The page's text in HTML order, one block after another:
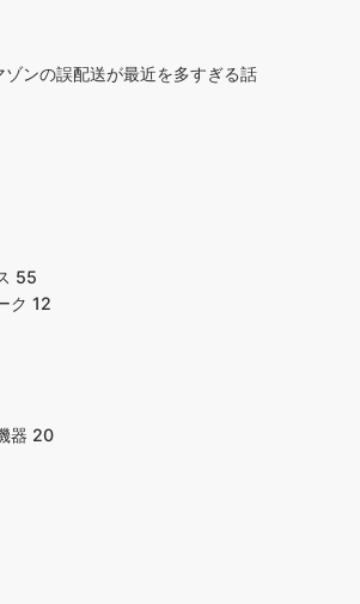
ゾンの誤配送が最近を多すぎる話
55
ク 12
器 20